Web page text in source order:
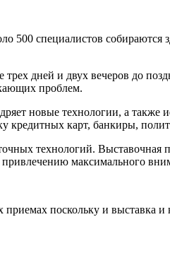
500 специалистов собираются
дней и двух вечеров до
проблем.
новые технологии, а также
карт, банкиры,
технологий. Выставочная
привлечению максимального
поскольку и выставка